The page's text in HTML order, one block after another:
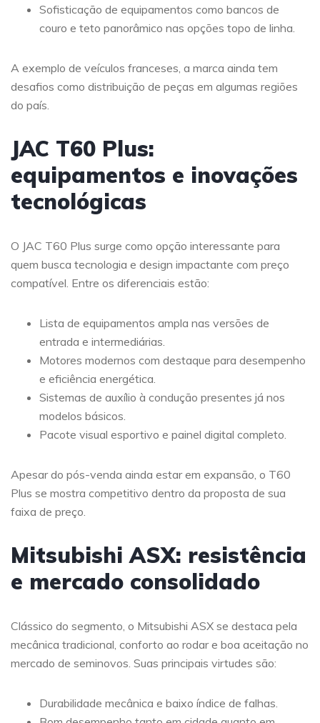
Sofisticação de equipamentos como bancos de
couro e teto panorâmico nas opções topo de linha.
A exemplo de veículos franceses, a marca ainda tem
desafios como distribuição de peças em algumas regiões
do país.
JAC T60 Plus:
equipamentos e inovações
tecnológicas
O JAC T60 Plus surge como opção interessante para
quem busca tecnologia e design impactante com preço
compatível. Entre os diferenciais estão:
Lista de equipamentos ampla nas versões de
entrada e intermediárias.
Motores modernos com destaque para desempenho
e eficiência energética.
Sistemas de auxílio à condução presentes já nos
modelos básicos.
Pacote visual esportivo e painel digital completo.
Apesar do pós-venda ainda estar em expansão, o T60
Plus se mostra competitivo dentro da proposta de sua
faixa de preço.
Mitsubishi ASX: resistência
e mercado consolidado
Clássico do segmento, o Mitsubishi ASX se destaca pela
mecânica tradicional, conforto ao rodar e boa aceitação no
mercado de seminovos. Suas principais virtudes são:
Durabilidade mecânica e baixo índice de falhas.